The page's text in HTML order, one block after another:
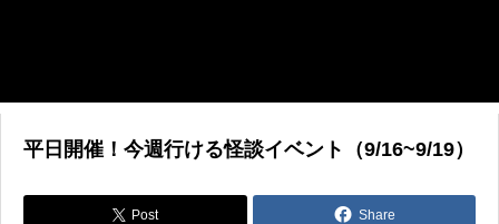
平日開催！今週行ける怪談イベント（9/16~9/19）
Post Share